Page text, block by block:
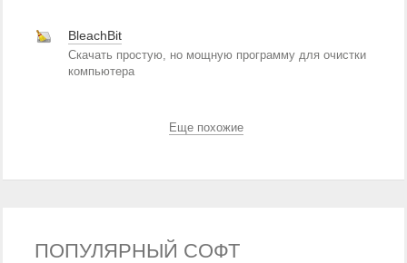
BleachBit
Скачать простую, но мощную программу для очистки
компьютера
Еще похожие
ПОПУЛЯРНЫЙ СОФТ